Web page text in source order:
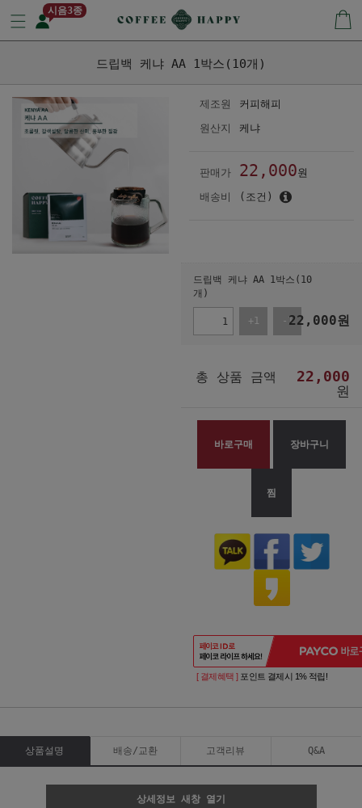
시음3종
드립백 케냐 AA 1박스(10개)
제조원
커피해피
원산지
케냐
판매가 22,000원
배송비
(조건)
드립백 케냐 AA 1박스(10
개)
+1 -122,000원
총 상품 금액 22,000
원
바로구매 장바구니
찜
[ 결제혜택 ] 포인트 결제시 1% 적립!
상품설명 배송/교환 고객리뷰 Q&A
상세정보 새창 열기